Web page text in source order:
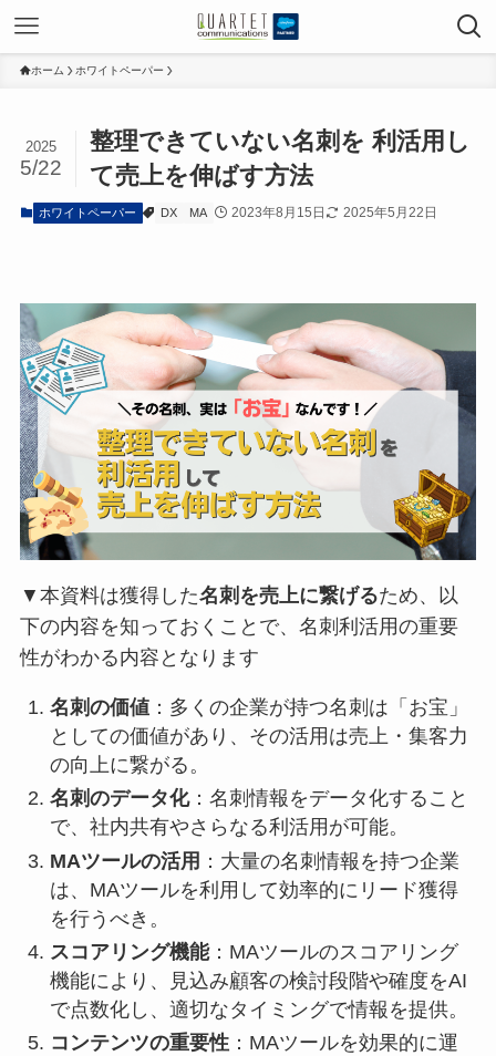
ホーム ホワイトペーパー
整理できていない名刺を 利活用し
て売上を伸ばす方法
2025
5/22
ホワイトペーパー DX MA 2023年8月15日 2025年5月22日
▼本資料は獲得した名刺を売上に繋げるため、以
下の内容を知っておくことで、名刺利活用の重要
性がわかる内容となります
名刺の価値：多くの企業が持つ名刺は「お宝」
としての価値があり、その活用は売上・集客力
の向上に繋がる。
名刺のデータ化：名刺情報をデータ化すること
で、社内共有やさらなる利活用が可能。
MAツールの活用 ：大量の名刺情報を持つ企業
は、MAツールを利用して効率的にリード獲得
を行うべき。
スコアリング機能：MAツールのスコアリング
機能により、見込み顧客の検討段階や確度をAI
で点数化し、適切なタイミングで情報を提供。
コンテンツの重要性：MAツールを効果的に運